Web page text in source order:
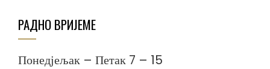
РАДНО ВРИЈЕМЕ
Понедјељак – Петак 7 – 15